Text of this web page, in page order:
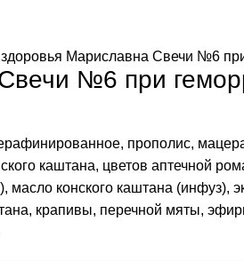
Мариславна Свечи №6
№6 при
прополис,
каштана, цветов аптечной
масло конского каштана (инфуз),
крапивы, перечной мяты,